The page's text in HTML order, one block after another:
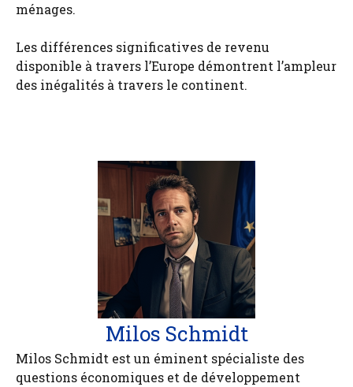
ménages.
Les différences significatives de revenu
disponible à travers l’Europe démontrent l’ampleur
des inégalités à travers le continent.
Milos Schmidt
Milos Schmidt est un éminent spécialiste des
questions économiques et de développement